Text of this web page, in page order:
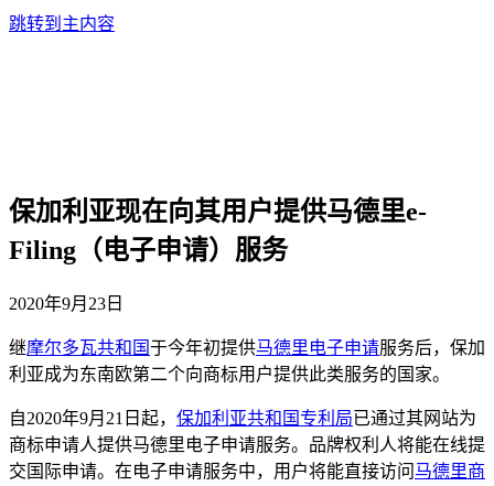
跳转到主内容
保加利亚现在向其用户提供马德里e-
Filing（电子申请）服务
2020年9月23日
继摩尔多瓦共和国于今年初提供马德里电子申请服务后，保加
利亚成为东南欧第二个向商标用户提供此类服务的国家。
自2020年9月21日起， 保加利亚共和国专利局已通过其网站为
商标申请人提供马德里电子申请服务。品牌权利人将能在线提
交国际申请。在电子申请服务中，用户将能直接访问 马德里商